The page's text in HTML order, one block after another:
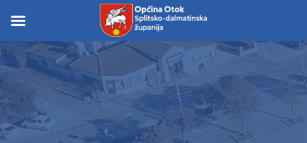
content
content